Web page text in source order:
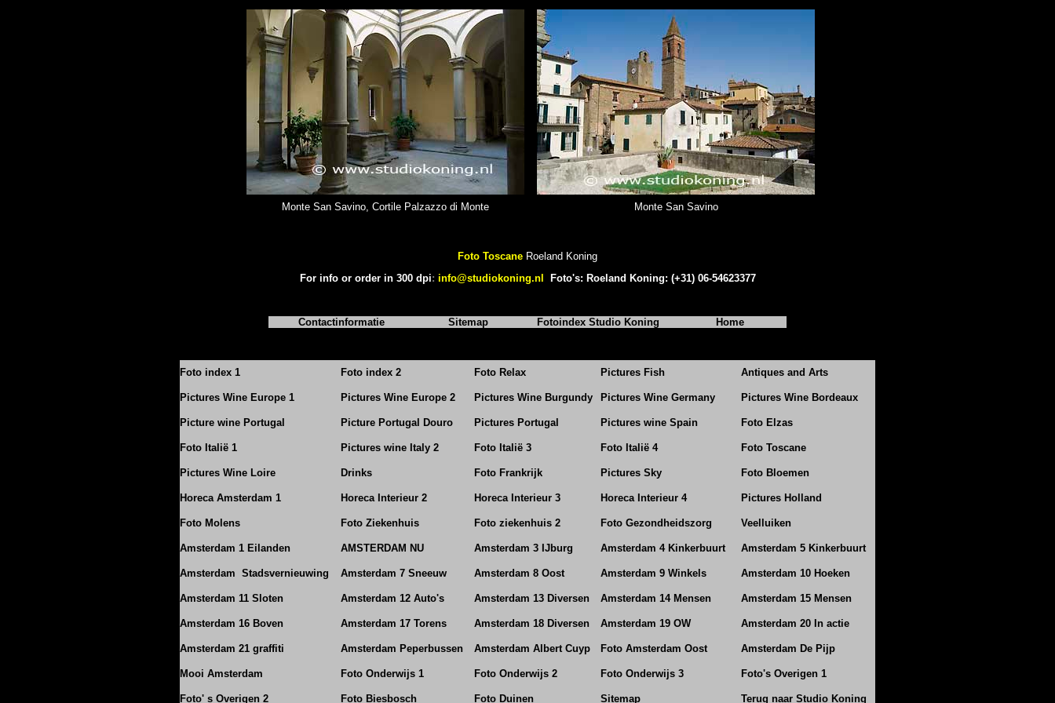
Monte San Savino, Cortile Palzazzo di Monte Monte San Savino
Foto Toscane Roeland Koning
For info or order in 300 dpi: info@studiokoning.nl Foto's: Roeland Koning: (+31) 06-54623377
Contactinformatie Sitemap Fotoindex Studio Koning Home
Foto index 1 Foto index 2 Foto Relax Pictures Fish Antiques and Arts
Pictures Wine Europe 1 Pictures Wine Europe 2 Pictures Wine Burgundy Pictures Wine Germany Pictures Wine Bordeaux
Picture wine Portugal Picture Portugal Douro Pictures Portugal Pictures wine Spain Foto Elzas
Foto Italië 1 Pictures wine Italy 2 Foto Italië 3 Foto Italië 4 Foto Toscane
Pictures Wine Loire Drinks Foto Frankrijk Pictures Sky Foto Bloemen
Horeca Amsterdam 1 Horeca Interieur 2 Horeca Interieur 3 Horeca Interieur 4 Pictures Holland
Foto Molens Foto Ziekenhuis Foto ziekenhuis 2 Foto Gezondheidszorg Veelluiken
Amsterdam 1 Eilanden AMSTERDAM NU Amsterdam 3 IJburg Amsterdam 4 Kinkerbuurt Amsterdam 5 Kinkerbuurt
Amsterdam Stadsvernieuwing Amsterdam 7 Sneeuw Amsterdam 8 Oost Amsterdam 9 Winkels Amsterdam 10 Hoeken
Amsterdam 11 Sloten Amsterdam 12 Auto's Amsterdam 13 Diversen Amsterdam 14 Mensen Amsterdam 15 Mensen
Amsterdam 16 Boven Amsterdam 17 Torens Amsterdam 18 Diversen Amsterdam 19 OW Amsterdam 20 In actie
Amsterdam 21 graffiti Amsterdam Peperbussen Amsterdam Albert Cuyp Foto Amsterdam Oost Amsterdam De Pijp
Mooi Amsterdam Foto Onderwijs 1 Foto Onderwijs 2 Foto Onderwijs 3 Foto's Overigen 1
Foto' s Overigen 2 Foto Biesbosch Foto Duinen Sitemap Terug naar Studio Koning